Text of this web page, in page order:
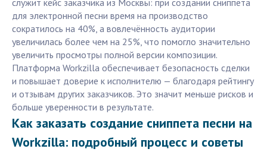
служит кейс заказчика из Москвы: при создании сниппета
для электронной песни время на производство
сократилось на 40%, а вовлечённость аудитории
увеличилась более чем на 25%, что помогло значительно
увеличить просмотры полной версии композиции.
Платформа Workzilla обеспечивает безопасность сделки
и повышает доверие к исполнителю — благодаря рейтингу
и отзывам других заказчиков. Это значит меньше рисков и
больше уверенности в результате.
Как заказать создание сниппета песни на
Workzilla: подробный процесс и советы